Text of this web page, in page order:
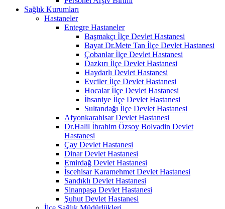
Sağlık Kurumları
Hastaneler
Entegre Hastaneler
Başmakçı İlçe Devlet Hastanesi
Bayat Dr.Mete Tan İlçe Devlet Hastanesi
Çobanlar İlçe Devlet Hastanesi
Dazkırı İlçe Devlet Hastanesi
Haydarlı Devlet Hastanesi
Evciler İlçe Devlet Hastanesi
Hocalar İlçe Devlet Hastanesi
İhsaniye İlçe Devlet Hastanesi
Sultandağı İlçe Devlet Hastanesi
Afyonkarahisar Devlet Hastanesi
Dr.Halil İbrahim Özsoy Bolvadin Devlet
Hastanesi
Çay Devlet Hastanesi
Dinar Devlet Hastanesi
Emirdağ Devlet Hastanesi
İscehisar Karamehmet Devlet Hastanesi
Sandıklı Devlet Hastanesi
Sinanpaşa Devlet Hastanesi
Şuhut Devlet Hastanesi